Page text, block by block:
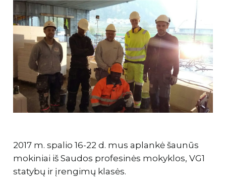
2017 m. spalio 16-22 d. mus aplankė šaunūs
mokiniai iš Saudos profesinės mokyklos, VG1
statybų ir įrengimų klasės.